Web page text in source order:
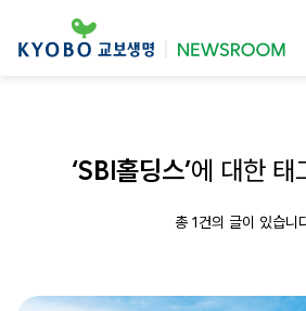
‘SBI홀딩스’에 대한 태
총 1건의 글이 있습니